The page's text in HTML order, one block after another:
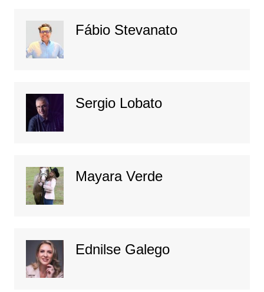
Fábio Stevanato
Sergio Lobato
Mayara Verde
Ednilse Galego